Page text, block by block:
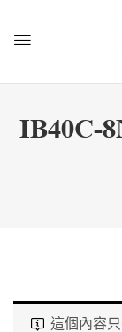
IB40C-
這個內容